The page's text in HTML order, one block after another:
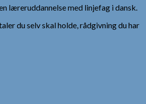
læreruddannelse med linjefag i dansk.
du selv skal holde, rådgivning du har